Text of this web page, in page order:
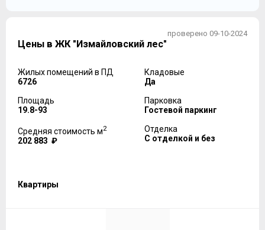
проверено 09-10-2024
Цены в ЖК "Измайловский лес"
Жилых помещений в ПД
6726
Площадь
19.8-93
Средняя стоимость м2
202 883 ₽
Кладовые
Да
Парковка
Гостевой паркинг
Отделка
С отделкой и без
Квартиры